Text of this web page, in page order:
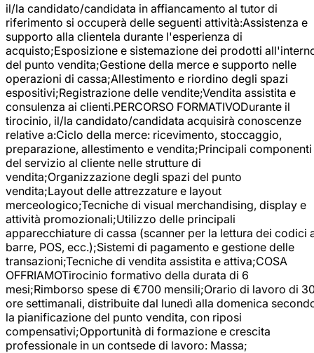
il/la candidato/candidata in affiancamento al tutor di
riferimento si occuperà delle seguenti attività:Assistenza e
supporto alla clientela durante l'esperienza di
acquisto;Esposizione e sistemazione dei prodotti
del punto vendita;Gestione della merce e supporto nelle
operazioni di cassa;Allestimento e riordino degli spazi
espositivi;Registrazione delle vendite;Vendita assistita e
consulenza ai clienti.PERCORSO FORMATIVODurante il
tirocinio, il/la candidato/candidata acquisirà conoscenze
relative a:Ciclo della merce: ricevimento, stoccaggio,
preparazione, allestimento e vendita;Principali componenti
del servizio al cliente nelle strutture di
vendita;Organizzazione degli spazi del punto
vendita;Layout delle attrezzature e layout
merceologico;Tecniche di visual merchandising, display e
attività promozionali;Utilizzo delle principali
apparecchiature di cassa (scanner per la lettura dei codici
barre, POS, ecc.);Sistemi di pagamento e gestione delle
transazioni;Tecniche di vendita assistita e attiva;COSA
OFFRIAMOTirocinio formativo della durata di 6
mesi;Rimborso spese di €700 mensili;Orario di lavoro di
ore settimanali, distribuite dal lunedì alla domenica
la pianificazione del punto vendita, con riposi
compensativi;Opportunità di formazione e crescita
professionale in un contsede di lavoro: Massa;